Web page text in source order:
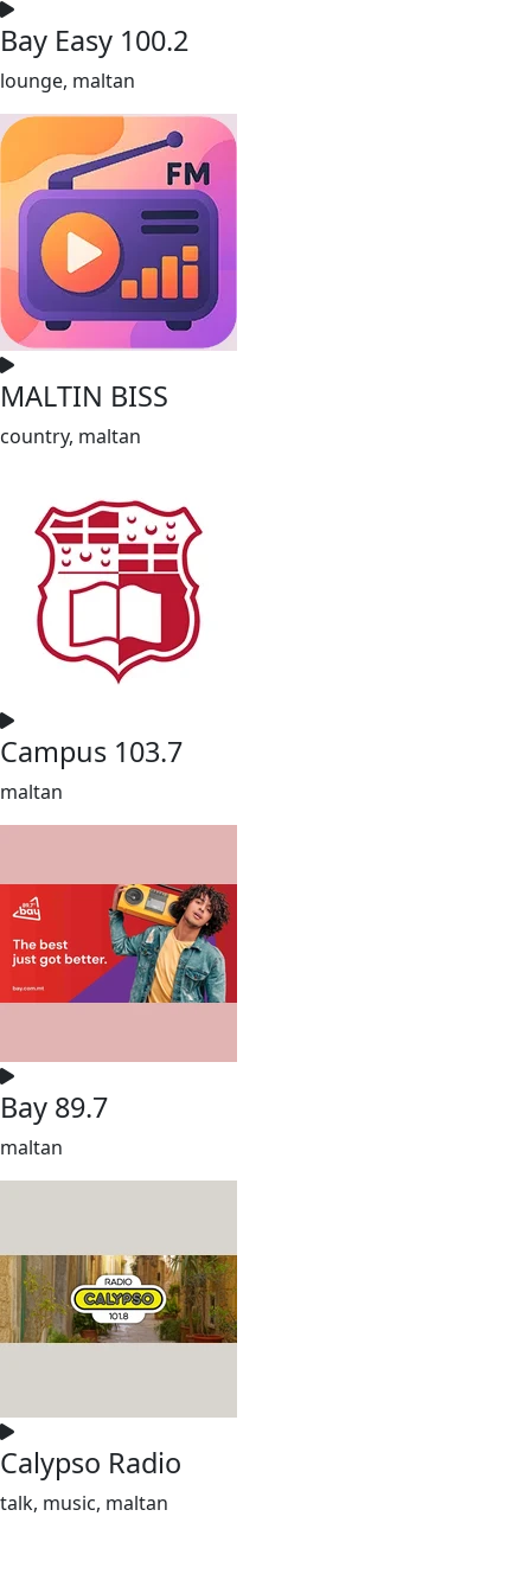
Bay Easy 100.2
lounge, maltan
MALTIN BISS
country, maltan
Campus 103.7
maltan
Bay 89.7
maltan
Calypso Radio
talk, music, maltan